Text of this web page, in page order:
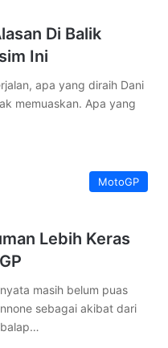
Di Balik
Ini
apa yang diraih Dani
memuaskan. Apa yang
MotoGP
Lebih Keras
masih belum puas
sebagai akibat dari